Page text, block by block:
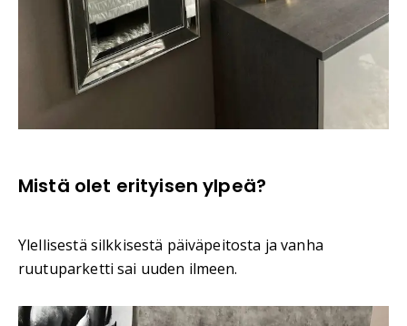
Mistä olet erityisen ylpeä?
Ylellisestä silkkisestä päiväpeitosta ja vanha
ruutuparketti sai uuden ilmeen.